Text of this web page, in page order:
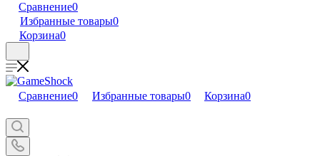
Сравнение0
Избранные товары0
Корзина0
Сравнение0 Избранные товары0 Корзина0